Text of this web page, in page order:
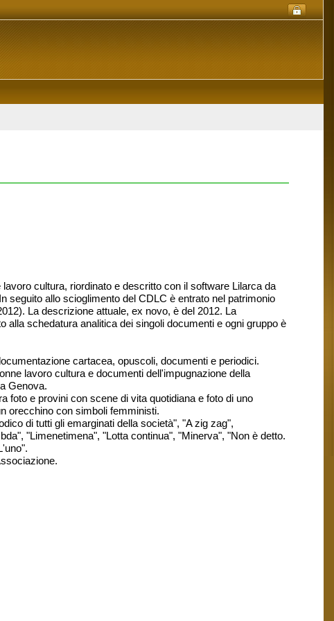
cultura, riordinato e descritto con il software Lilarca da
seguito allo scioglimento del CDLC è entrato nel patrimonio
La descrizione attuale, ex novo, è del 2012. La
schedatura analitica dei singoli documenti e ogni gruppo è
cartacea, opuscoli, documenti e periodici.
lavoro cultura e documenti dell'impugnazione della
Genova.
foto e provini con scene di vita quotidiana e foto di uno
orecchino con simboli femministi.
di tutti gli emarginati della società", "A zig zag",
"Limenetimena", "Lotta continua", "Minerva", "Non è detto.